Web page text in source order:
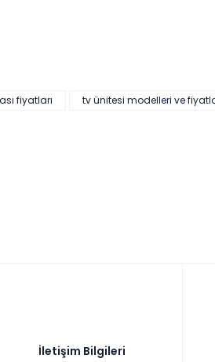
fiyatları tv ünitesi modelleri ve
İletişim Bilgileri